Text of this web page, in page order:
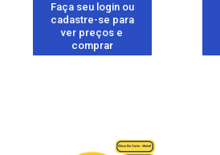
Faça seu login ou
cadastre-se para
ver preços e
comprar